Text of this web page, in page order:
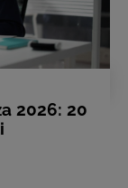
2026: 20